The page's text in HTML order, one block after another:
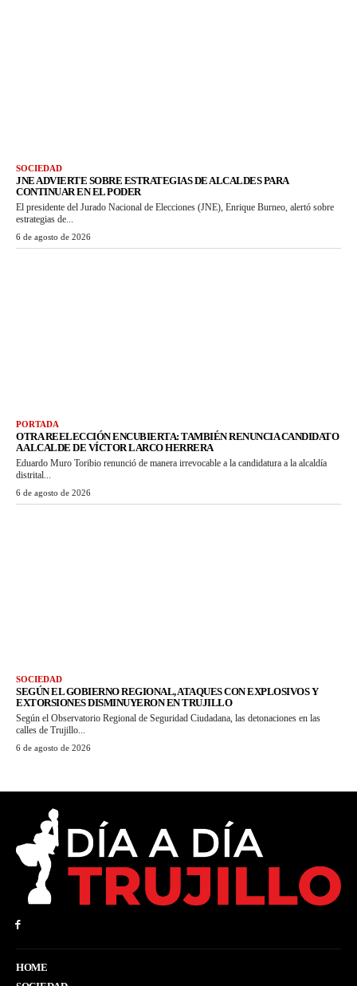
SOCIEDAD
JNE ADVIERTE SOBRE ESTRATEGIAS DE ALCALDES PARA
CONTINUAR EN EL PODER
El presidente del Jurado Nacional de Elecciones (JNE), Enrique Burneo, alertó sobre
estrategias de...
6 de agosto de 2026
PORTADA
OTRA REELECCIÓN ENCUBIERTA: TAMBIÉN RENUNCIA CANDIDATO
A ALCALDE DE VÍCTOR LARCO HERRERA
Eduardo Muro Toribio renunció de manera irrevocable a la candidatura a la alcaldía
distrital...
6 de agosto de 2026
SOCIEDAD
SEGÚN EL GOBIERNO REGIONAL, ATAQUES CON EXPLOSIVOS Y
EXTORSIONES DISMINUYERON EN TRUJILLO
Según el Observatorio Regional de Seguridad Ciudadana, las detonaciones en las
calles de Trujillo...
6 de agosto de 2026
HOME